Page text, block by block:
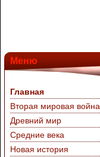
Меню
Главная
Вторая мировая война
Древний мир
Средние века
Новая история